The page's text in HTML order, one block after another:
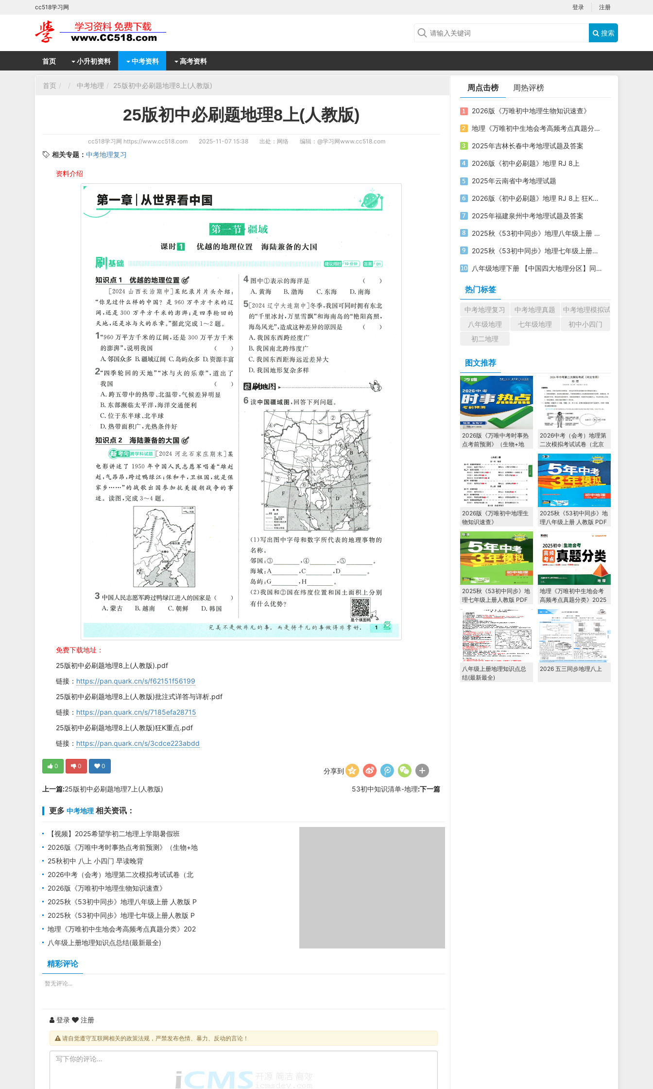
cc518学习网 登录 注册
搜索
首页 小升初资料 中考资料 高考资料
首页 中考地理 25版初中必刷题地理8上(人教版)
25版初中必刷题地理8上(人教版)
cc518学习网 https://www.cc518.com 2025-11-07 15:38 出处：网络 编辑： @学习网www.cc518.com
相关专题： 中考地理复习
资料介绍
免费下载地址：
25版初中必刷题地理8上(人教版).pdf
链接： https://pan.quark.cn/s/f62151f56199
25版初中必刷题地理8上(人教版)批注式详答与详析.pdf
链接： https://pan.quark.cn/s/7185efa28715
25版初中必刷题地理8上(人教版)狂K重点.pdf
链接： https://pan.quark.cn/s/3cdce223abdd
分享到
0 0 0
上一篇:25版初中必刷题地理7上(人教版) 53初中知识清单-地理:下一篇
更多 中考地理 相关资讯：
【视频】2025希望学初二地理上学期暑假班
2026版《万唯中考时事热点考前预测》（生物+地
理）PDF电子版下载
25秋初中 八上 小四门 早读晚背
2026中考（会考）地理第二次模拟考试试卷（北
京卷+河北卷）
2026版《万唯初中地理生物知识速查》
2025秋《53初中同步》地理八年级上册 人教版 P
DF电子版下载
2025秋《53初中同步》地理七年级上册人教版 P
DF电子版下载
地理《万唯初中生地会考高频考点真题分类》202
5电子版下载打印
八年级上册地理知识点总结(最新最全)
精彩评论
暂无评论...
登录 注册
请自觉遵守互联网相关的政策法规，严禁发布色情、暴力、反动的言论！
周点击榜 周热评榜
2026版《万唯初中地理生物知识速查》
地理《万唯初中生地会考高频考点真题分类》2025电子版下载打印
2025年吉林长春中考地理试题及答案
2026版《初中必刷题》地理 RJ 8上
2025年云南省中考地理试题
2026版《初中必刷题》地理 RJ 8上 狂K重点
2025年福建泉州中考地理试题及答案
2025秋《53初中同步》地理八年级上册 人教版 PDF电子版下载
2025秋《53初中同步》地理七年级上册人教版 PDF电子版下载
八年级地理下册 【中国四大地理分区】同步练习题
热门标签
中考地理复习 中考地理真题
中考地理模拟试题
八年级地理
七年级地理
初中小四门
初二地理
图文推荐
2026版《万唯中考时事热
点考前预测》（生物+地
2026中考（会考）地理第
二次模拟考试试卷（北京
卷+河北卷）
2026版《万唯初中地理生
物知识速查》
2025秋《53初中同步》地
理八年级上册 人教版 PDF
2025秋《53初中同步》地
理七年级上册人教版 PDF
电子版下载
地理《万唯初中生地会考
高频考点真题分类》2025
电子版下载打印
八年级上册地理知识点总
结(最新最全)
2026 五三同步地理八上